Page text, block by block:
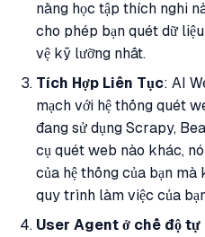
năng học tập thích nghi
cho phép bạn quét dữ
vệ kỹ lưỡng nhất.
Tích Hợp Liên Tục: AI
mạch với hệ thống quét
đang sử dụng Scrapy,
cụ quét web nào khác,
của hệ thống của bạn
quy trình làm việc của
User Agent ở chế độ tự